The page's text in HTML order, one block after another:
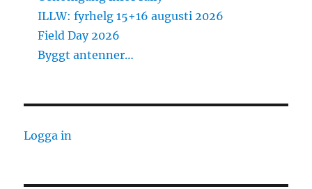
ILLW: fyrhelg 15+16 augusti 2026
Field Day 2026
Byggt antenner…
Logga in